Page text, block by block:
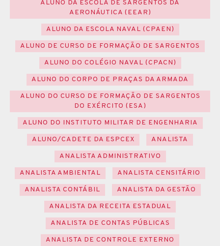
ALUNO DA ESCOLA DE SARGENTOS DA
AERONÁUTICA (EEAR)
ALUNO DA ESCOLA NAVAL (CPAEN)
ALUNO DE CURSO DE FORMAÇÃO DE SARGENTOS
ALUNO DO COLÉGIO NAVAL (CPACN)
ALUNO DO CORPO DE PRAÇAS DA ARMADA
ALUNO DO CURSO DE FORMAÇÃO DE SARGENTOS
DO EXÉRCITO (ESA)
ALUNO DO INSTITUTO MILITAR DE ENGENHARIA
ALUNO/CADETE DA ESPCEX
ANALISTA
ANALISTA ADMINISTRATIVO
ANALISTA AMBIENTAL
ANALISTA CENSITÁRIO
ANALISTA CONTÁBIL
ANALISTA DA GESTÃO
ANALISTA DA RECEITA ESTADUAL
ANALISTA DE CONTAS PÚBLICAS
ANALISTA DE CONTROLE EXTERNO